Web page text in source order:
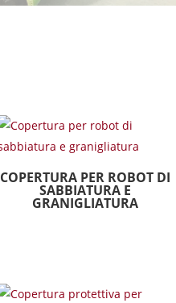
COPERTURA PER ROBOT DI
SABBIATURA E
GRANIGLIATURA